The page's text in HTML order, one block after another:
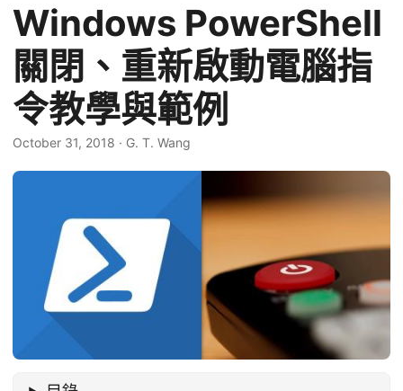
Windows PowerShell
關閉、重新啟動電腦指
令教學與範例
October 31, 2018 · G. T. Wang